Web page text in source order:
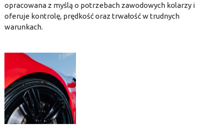
opracowana z myślą o potrzebach zawodowych kolarzy i
oferuje kontrolę, prędkość oraz trwałość w trudnych
warunkach.